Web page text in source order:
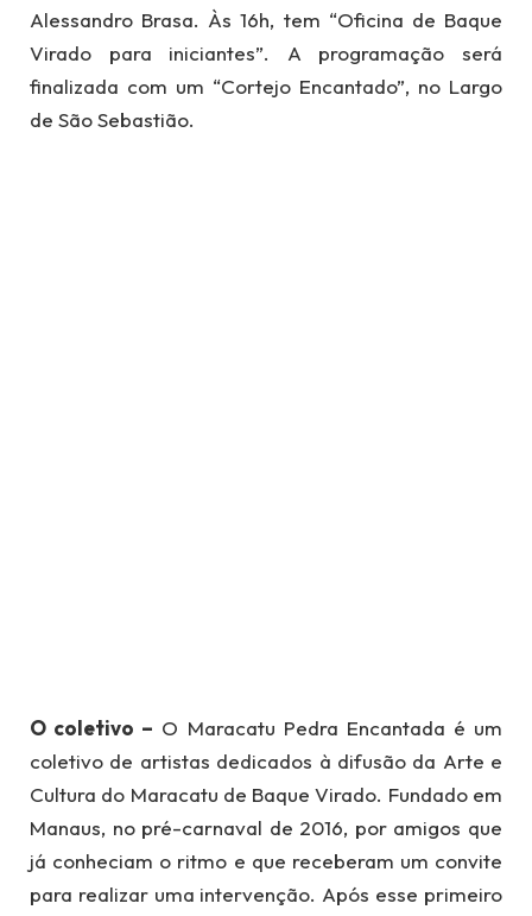
Alessandro Brasa. Às 16h, tem “Oficina de Baque
Virado para iniciantes”. A programação será
finalizada com um “Cortejo Encantado”, no Largo
de São Sebastião.
O coletivo – O Maracatu Pedra Encantada é um
coletivo de artistas dedicados à difusão da Arte e
Cultura do Maracatu de Baque Virado. Fundado em
Manaus, no pré-carnaval de 2016, por amigos que
já conheciam o ritmo e que receberam um convite
para realizar uma intervenção. Após esse primeiro